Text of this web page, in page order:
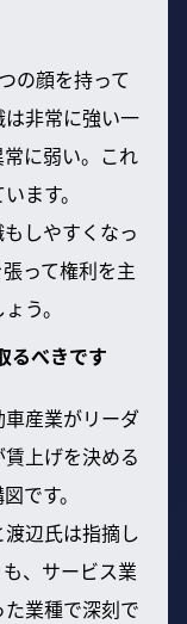
の顔を持って
非常に強い一
に弱い。これ
ます。
しやすくなっ
って権利を主
う。
るべきです
産業がリーダ
上げを決める
です。
辺氏は指摘し
、サービス業
業種で深刻で